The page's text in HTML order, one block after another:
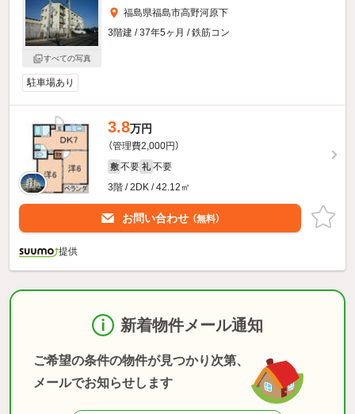
すべての写真
福島県福島市高野河原下
3階建 / 37年5ヶ月 / 鉄筋コン
駐車場あり
3.8万円
（管理費2,000円）
敷 不要 礼 不要
3階 / 2DK / 42.12㎡
お問い合わせ （無料）
提供
新着物件メール通知
ご希望の条件の物件が見つかり次第、
メールでお知らせします